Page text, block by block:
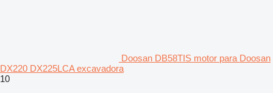
Doosan DB58TIS motor para Doosan
DX220 DX225LCA excavadora
10